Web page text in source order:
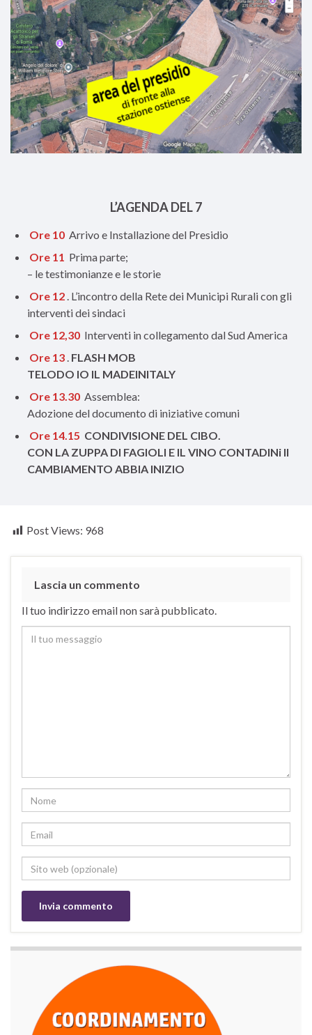
L’AGENDA DEL 7
Ore 10 Arrivo e Installazione del Presidio
Ore 11 Prima parte;
– le testimonianze e le storie
Ore 12 . L’incontro della Rete dei Municipi Rurali con gli
interventi dei sindaci
Ore 12,30 Interventi in collegamento dal Sud America
Ore 13 . FLASH MOB
TELODO IO IL MADEINITALY
Ore 13.30 Assemblea:
Adozione del documento di iniziative comuni
Ore 14.15 CONDIVISIONE DEL CIBO.
CON LA ZUPPA DI FAGIOLI E IL VINO CONTADINi Il
CAMBIAMENTO ABBIA INIZIO
Post Views: 968
Lascia un commento
Il tuo indirizzo email non sarà pubblicato.